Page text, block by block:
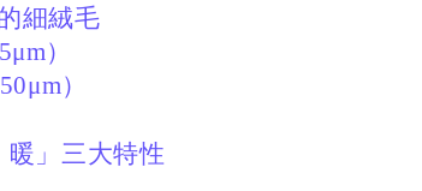
細絨毛
）
）
暖」三大特性